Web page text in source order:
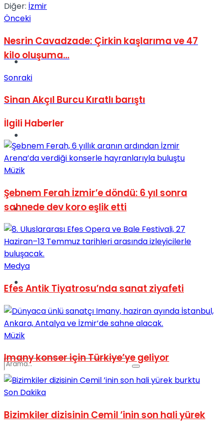
Sinema
Spor
Podcast
Diğer: İzmir
Önceki
Nesrin Cavadzade: Çirkin kaşlarıma ve 47
kilo oluşuma…
Sonraki
Sinan Akçıl Burcu Kıratlı barıştı
İlgili Haberler
Müzik
Şebnem Ferah İzmir’e döndü: 6 yıl sonra
sahnede dev koro eşlik etti
Medya
Efes Antik Tiyatrosu’nda sanat ziyafeti
Müzik
Imany konser için Türkiye’ye geliyor
Son Dakika
Bizimkiler dizisinin Cemil ’inin son hali yürek